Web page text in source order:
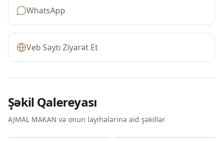
WhatsApp
Veb Saytı Ziyarət Et
Şəkil Qalereyası
AJMAL MAKAN və onun layihələrinə aid şəkillər